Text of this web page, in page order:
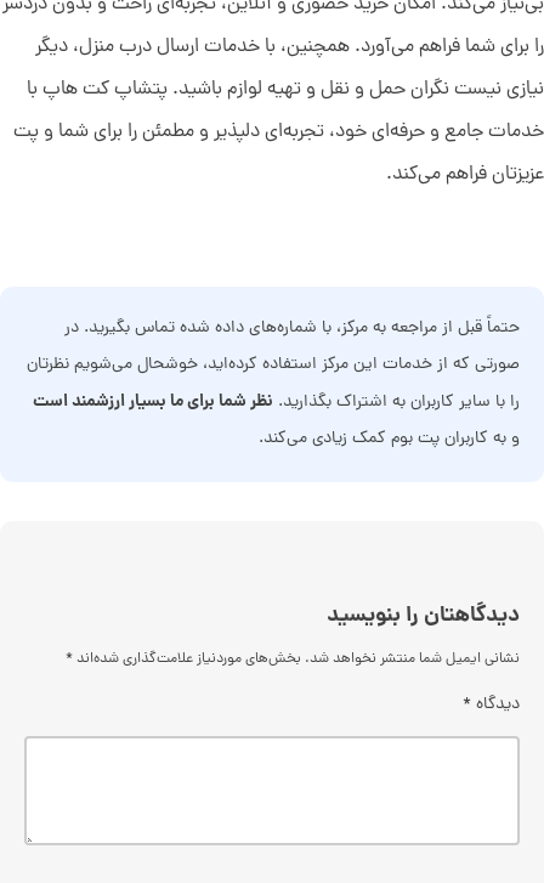
را برای شما فراهم می‌آورد. همچنین، با خدمات ارسال درب منزل، دیگر
نیازی نیست نگران حمل و نقل و تهیه لوازم باشید. پتشاپ کت هاپ با
خدمات جامع و حرفه‌ای خود، تجربه‌ای دلپذیر و مطمئن را برای شما و پت
عزیزتان فراهم می‌کند.
حتماً قبل از مراجعه به مرکز، با شماره‌های داده شده تماس بگیرید. در
صورتی که از خدمات این مرکز استفاده کرده‌اید، خوشحال می‌شویم نظرتان
را با سایر کاربران به اشتراک بگذارید. نظر شما برای ما بسیار ارزشمند است
و به کاربران پت بوم کمک زیادی می‌کند.
دیدگاهتان را بنویسید
نشانی ایمیل شما منتشر نخواهد شد. بخش‌های موردنیاز علامت‌گذاری شده‌اند*
دیدگاه*